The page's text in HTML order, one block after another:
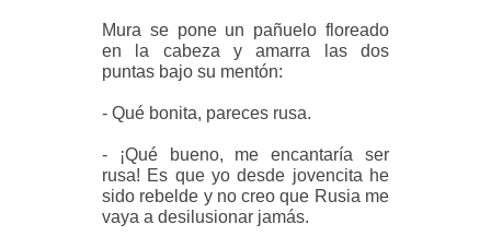
Mura se pone un pañuelo floreado
en la cabeza y amarra las dos
puntas bajo su mentón:
- Qué bonita, pareces rusa.
- ¡Qué bueno, me encantaría ser
rusa! Es que yo desde jovencita he
sido rebelde y no creo que Rusia me
vaya a desilusionar jamás.